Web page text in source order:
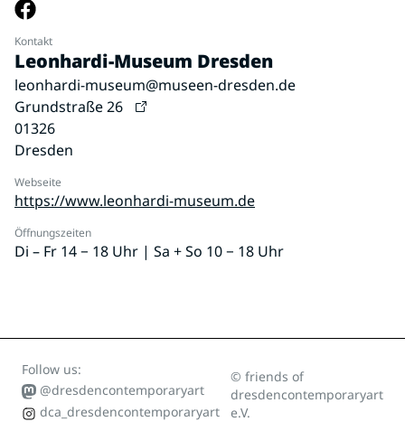
Kontakt
Leonhardi-Museum Dresden
leonhardi-museum@museen-dresden.de
Grundstraße 26
01326
Dresden
Webseite
https://www.leonhardi-museum.de
Öffnungszeiten
Di – Fr 14 − 18 Uhr | Sa + So 10 − 18 Uhr
Follow us:
@dresdencontemporaryart
dca_dresdencontemporaryart
© friends of
dresdencontemporaryart
e.V.